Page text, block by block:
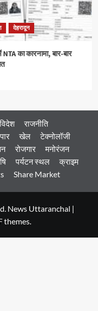
देहरादून
का कारनामा, बार-बार
राजनीति
खेल
टेक्नोलॉजी
रोजगार
मनोरंजन
पर्यटन स्थल
क्राइम
Share Market
News Uttaranchal |
themes.